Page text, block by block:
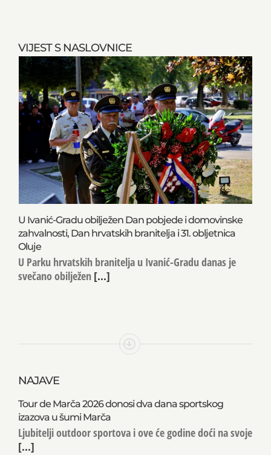
VIJEST S NASLOVNICE
U Ivanić-Gradu obilježen Dan pobjede i domovinske
zahvalnosti, Dan hrvatskih branitelja i 31. obljetnica
Oluje
U Parku hrvatskih branitelja u Ivanić-Gradu danas je
svečano obilježen [...]
NAJAVE
Tour de Marča 2026 donosi dva dana sportskog
izazova u šumi Marča
Ljubitelji outdoor sportova i ove će godine doći na svoje
[...]